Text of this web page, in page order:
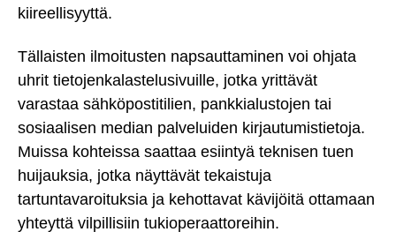
kiireellisyyttä.
Tällaisten ilmoitusten napsauttaminen voi ohjata
uhrit tietojenkalastelusivuille, jotka yrittävät
varastaa sähköpostitilien, pankkialustojen tai
sosiaalisen median palveluiden kirjautumistietoja.
Muissa kohteissa saattaa esiintyä teknisen tuen
huijauksia, jotka näyttävät tekaistuja
tartuntavaroituksia ja kehottavat kävijöitä ottamaan
yhteyttä vilpillisiin tukioperaattoreihin.